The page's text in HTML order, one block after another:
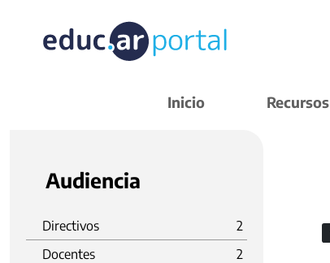
Inicio Recursos
Audiencia
Directivos
2
Docentes
2